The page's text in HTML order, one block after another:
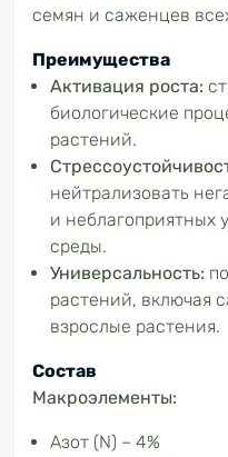
семян и саженцев
Преимущества
Активация роста:
биологические
растений.
нейтрализовать
и неблагоприятных
среды.
Универсальность:
растений, включая
взрослые растения.
Состав
Макроэлементы:
Азот (N) – 4%